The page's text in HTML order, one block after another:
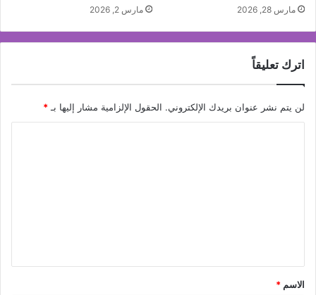
مارس 28, 2026 مارس 2, 2026
اترك تعليقاً
لن يتم نشر عنوان بريدك الإلكتروني. الحقول الإلزامية مشار إليها بـ*
*
الاسم *